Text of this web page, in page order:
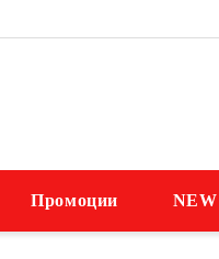
Промоции NEW